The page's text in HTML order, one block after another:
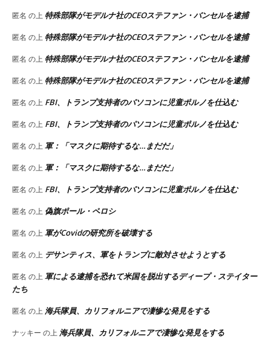
匿名 の上 特殊部隊がモデルナ社のCEOステファン・バンセルを逮捕
匿名 の上 特殊部隊がモデルナ社のCEOステファン・バンセルを逮捕
匿名 の上 特殊部隊がモデルナ社のCEOステファン・バンセルを逮捕
匿名 の上 特殊部隊がモデルナ社のCEOステファン・バンセルを逮捕
匿名 の上 FBI、トランプ支持者のパソコンに児童ポルノを仕込む
匿名 の上 FBI、トランプ支持者のパソコンに児童ポルノを仕込む
匿名 の上 軍：「マスクに期待するな…まだだ」
匿名 の上 軍：「マスクに期待するな…まだだ」
匿名 の上 FBI、トランプ支持者のパソコンに児童ポルノを仕込む
匿名 の上 偽旗ポール・ペロシ
匿名 の上 軍がCovidの研究所を破壊する
匿名 の上 デサンティス、軍をトランプに敵対させようとする
匿名 の上 軍による逮捕を恐れて米国を脱出するディープ・ステイター
たち
匿名 の上 海兵隊員、カリフォルニアで凄惨な発見をする
ナッキー の上 海兵隊員、カリフォルニアで凄惨な発見をする